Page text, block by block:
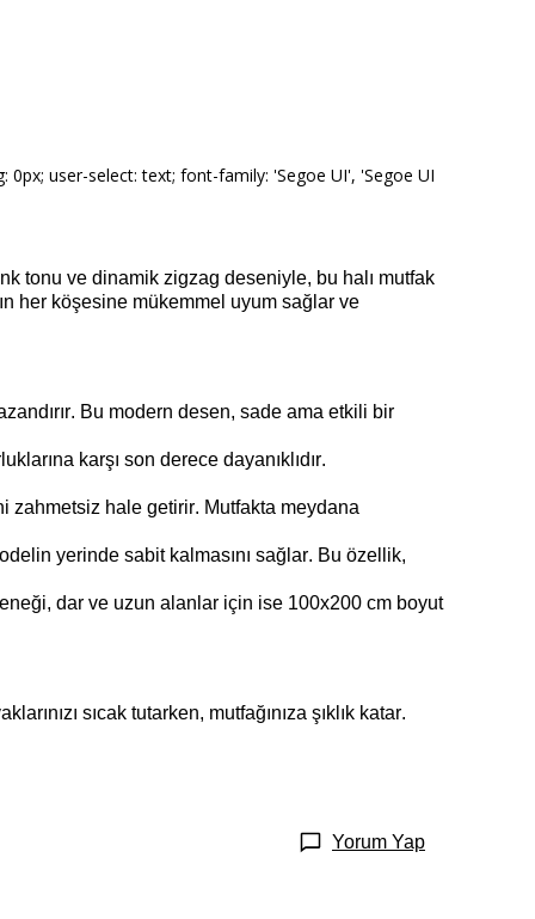
0px; user-select: text; font-family: 'Segoe UI', 'Segoe UI
tonu ve dinamik zigzag deseniyle, bu halı mutfak
her köşesine mükemmel uyum sağlar ve
Bu modern desen, sade ama etkili bir
karşı son derece dayanıklıdır.
zahmetsiz hale getirir. Mutfakta meydana
yerinde sabit kalmasını sağlar. Bu özellik,
dar ve uzun alanlar için ise 100x200 cm boyut
sıcak tutarken, mutfağınıza şıklık katar.
Yorum Yap